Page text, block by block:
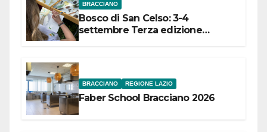
BRACCIANO
Bosco di San Celso: 3-4
settembre Terza edizione
BRACCIANO REGIONE LAZIO
Faber School Bracciano 2026